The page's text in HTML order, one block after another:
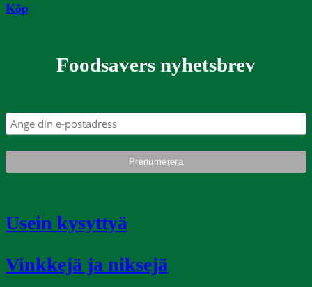
Köp
Foodsavers nyhetsbrev
Usein kysyttyä
Vinkkejä ja niksejä